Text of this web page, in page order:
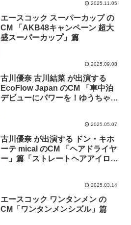
2025.11.05
エースコック スーパーカップ の
CM 「AKB48キャンペーン 超大
盛スーパーカップ」篇
2025.09.08
古川優奈 古川結菜 が出演する
EcoFlow Japan のCM 「車中泊
デビューにパワーを！ゆうちゃみ
み姉妹 車中泊避難シミュレーシ
ョン」篇
2025.05.07
古川優奈 が出演する ドン・キホ
ーテ mical のCM 「ヘアドライヤ
ー」篇「ストレートヘアアイロ
2025.03.14
エースコック ワンタンメン の
CM「ワンタンメンシズル」篇